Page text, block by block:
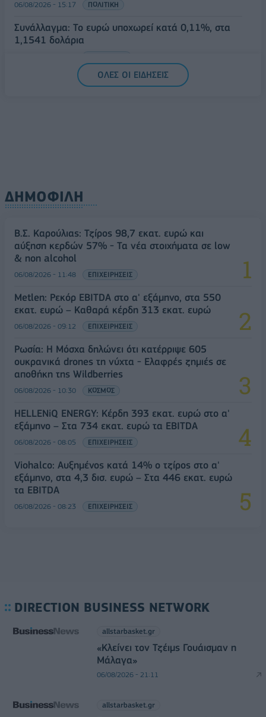
06/08/2026 - 15:17 ΠΟΛΙΤΙΚΗ
Συνάλλαγμα: Το ευρώ υποχωρεί κατά 0,11%, στα
1,1541 δολάρια
ΟΛΕΣ ΟΙ ΕΙΔΗΣΕΙΣ
ΔΗΜΟΦΙΛΗ
Β.Σ. Καρούλιας: Τζίρος 98,7 εκατ. ευρώ και
αύξηση κερδών 57% - Τα νέα στοιχήματα σε low
& non alcohol
06/08/2026 - 11:48 ΕΠΙΧΕΙΡΗΣΕΙΣ
Metlen: Ρεκόρ EBITDA στο α' εξάμηνο, στα 550
εκατ. ευρώ – Καθαρά κέρδη 313 εκατ. ευρώ
06/08/2026 - 09:12 ΕΠΙΧΕΙΡΗΣΕΙΣ
Ρωσία: Η Μόσχα δηλώνει ότι κατέρριψε 605
ουκρανικά drones τη νύχτα - Ελαφρές ζημιές σε
αποθήκη της Wildberries
06/08/2026 - 10:30 ΚΟΣΜΟΣ
HELLENiQ ENERGY: Κέρδη 393 εκατ. ευρώ στο α'
εξάμηνο – Στα 734 εκατ. ευρώ τα EBITDA
06/08/2026 - 08:05 ΕΠΙΧΕΙΡΗΣΕΙΣ
Viohalco: Αυξημένος κατά 14% ο τζίρος στο α'
εξάμηνο, στα 4,3 δισ. ευρώ – Στα 446 εκατ. ευρώ
τα EBITDA
06/08/2026 - 08:23 ΕΠΙΧΕΙΡΗΣΕΙΣ
DIRECTION BUSINESS NETWORK
allstarbasket.gr
«Κλείνει τον Τζέιμς Γουάισμαν η
Μάλαγα»
06/08/2026 - 21:11
allstarbasket.gr